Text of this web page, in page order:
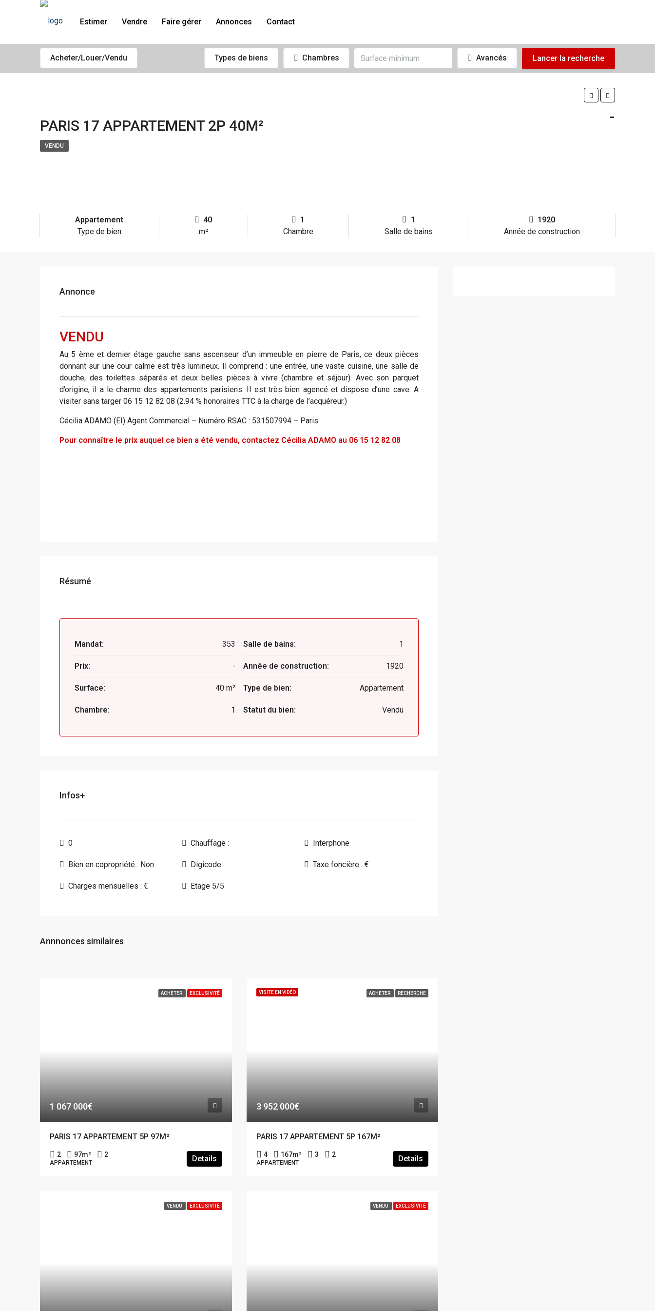
Estimer Vendre Faire gérer Annonces Contact
Acheter/Louer/Vendu Types de biens Chambres Avancés Lancer la recherche
PARIS 17 APPARTEMENT 2P 40M²
-
VENDU
Appartement
Type de bien
40
m²
1
Chambre
1
Salle de bains
1920
Année de construction
Annonce
VENDU
Au 5 ème et dernier étage gauche sans ascenseur d’un immeuble en pierre de Paris, ce deux pièces
donnant sur une cour calme est très lumineux. Il comprend : une entrée, une vaste cuisine, une salle de
douche, des toilettes séparés et deux belles pièces à vivre (chambre et séjour). Avec son parquet
d’origine, il a le charme des appartements parisiens. Il est très bien agencé et dispose d’une cave. A
visiter sans targer 06 15 12 82 08 (2.94 % honoraires TTC à la charge de l’acquéreur.)
Cécilia ADAMO (EI) Agent Commercial – Numéro RSAC : 531507994 – Paris.
Pour connaître le prix auquel ce bien a été vendu, contactez Cécilia ADAMO au 06 15 12 82 08
Résumé
Mandat: 353
Prix: -
Surface: 40 m²
Chambre: 1
Salle de bains: 1
Année de construction: 1920
Type de bien: Appartement
Statut du bien: Vendu
Infos+
0
Bien en copropriété : Non
Charges mensuelles : €
Chauffage :
Digicode
Etage 5/5
Interphone
Taxe foncière : €
Annnonces similaires
ACHETER EXCLUSIVITÉ
1 067 000€
PARIS 17 APPARTEMENT 5P 97M²
2 97m² 2
APPARTEMENT Details
VISITE EN VIDÉO ACHETER RECHERCHE
3 952 000€
PARIS 17 APPARTEMENT 5P 167M²
4 167m² 3 2
APPARTEMENT Details
VENDU EXCLUSIVITÉ VENDU EXCLUSIVITÉ